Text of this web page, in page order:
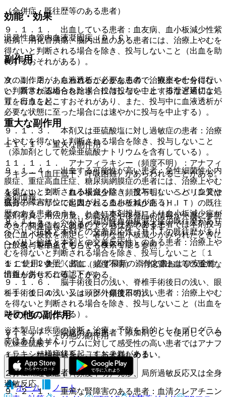
（合併症・既往歴等のある患者）
９．１．１． 出血している患者：血友病、血小板減少性紫
斑病、消化管潰瘍、脳内出血のある患者には、治療上やむを
得ないと判断される場合を除き、投与しないこと（出血を助
長するおそれがある）。
９．１．２． 血液透析が必要な患者：治療上やむを得ない
と判断される場合を除き、投与しないこと（排泄遅延によ
り、出血を起こすおそれがあり、また、投与中に血液透析が
必要な状態に至った場合には速やかに投与を中止する）。
９．１．３． 本剤又は亜硫酸塩に対し過敏症の患者：治療
上やむを得ないと判断される場合を除き、投与しないこと
（添加剤として乾燥亜硫酸ナトリウムを含有している）。
９．１．４． 出血する可能性が高い患者：急性細菌性心内
膜症、重症高血圧症、糖尿病網膜症の患者には、治療上やむ
を得ないと判断される場合を除き、投与しないこと（血管や
臓器の障害部位に出血が起こるおそれがある）。
９．１．５． ヘパリン起因性血小板減少症の既往歴があり
ヘパリン抗体と本剤との交差反応性（ＨＩＴの既往歴があり
ヘパリン抗体と本剤との交差反応性）のある患者：治療上や
むを得ないと判断される場合を除き、投与しないこと〔１
１．１．２参照〕。
９．１．６． 脳手術後日の浅い、脊椎手術後日の浅い、眼
科手術後日の浅い又は頭部外傷後日の浅い患者：治療上やむ
を得ないと判断される場合を除き、投与しないこと（出血を
助長することがある）。
９．１．７． 喘息のある患者：添加剤として使用している
乾燥亜硫酸ナトリウムに対して感受性の高い患者ではアナフ
ィラキシー様症状を起こすおそれがある。
（腎機能障害患者）
９．２．１． 重篤な腎障害のある患者：血清クレアチニン
効能・効果
汎発性血管内血液凝固症（ＤＩＣ）。
副作用
次の副作用があらわれることがあるので、観察を十分に行
い、異常が認められた場合には投与を中止するなど適切な処
置を行うこと。
重大な副作用
１１．１． 重大な副作用
１１．１．１． アナフィラキシー（頻度不明）：アナフィ
ラキシー（血圧低下、呼吸困難）があらわれることがある。
１１．１．２． 血小板減少症（頻度不明）：ヘパリン又は
低分子ヘパリンで起因される血小板減少症（ＨＩＴ）の既往
歴のある患者のうち、ときに本剤投与により血小板減少症が
あらわれることがあるので、既往歴のある患者では本剤投与
後に血小板数を測定し、著明な血小板減少がみられたときに
は、投与を中止すること〔９．１．５参照〕。
１１．１．３． 出血（頻度不明）：消化管出血等の重篤な
出血があらわれることがある。
１１．１．４． ショック（頻度不明）。
その他の副作用
１１．２． その他の副作用
１）． 精神神経系：（１％未満）めまい。
２）． 過敏症：（頻度不明）発疹、局所過敏反応又は全身
過敏反応。
薬剤情報
薬剤写真、用法用量、効能効果や後発品の情報が一度に参照
でき、関連情報へ簡単にアクセスができます。
一般名、製品名どちらでも検索可能！
※ ご使用いただく際に、必ず最新の添付文書および安全性
情報も併せてご確認下さい。
※本製品は疾病の診断・治療・予防を目的としたプログラム
ではありません。
ホーム
ノート